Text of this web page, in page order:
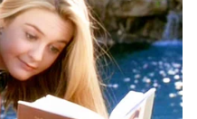
ಉಪ ಸಂಪಾದಕ.
ನ್ಯೂಸ್ ಮಾನಿಟರಿಂಗ್ ಆಗಿ
ಗ್ರಾಮದವರಾದ ಇವರು